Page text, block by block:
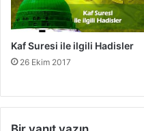
Kaf Suresi ile ilgili Hadisler
26 Ekim 2017